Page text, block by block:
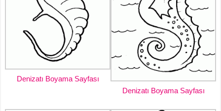
Denizatı Boyama Sayfası
Denizatı Boyama Sayfası